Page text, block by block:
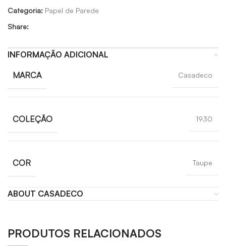
Categoria: Papel de Parede
Share:
INFORMAÇÃO ADICIONAL
MARCA Casadeco
COLEÇÃO 1930
COR Taupe
ABOUT CASADECO
PRODUTOS RELACIONADOS